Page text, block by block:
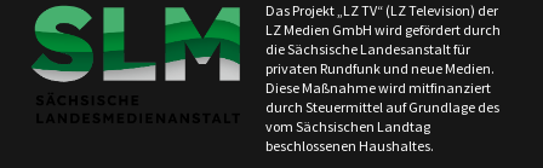
Das Projekt „LZ TV“ (LZ Television) der
LZ Medien GmbH wird gefördert durch
die Sächsische Landesanstalt für
privaten Rundfunk und neue Medien.
Diese Maßnahme wird mitfinanziert
durch Steuermittel auf Grundlage des
vom Sächsischen Landtag
beschlossenen Haushaltes.